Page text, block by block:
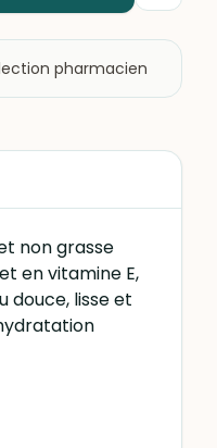
pharmacien
non grasse
en vitamine E,
douce, lisse et